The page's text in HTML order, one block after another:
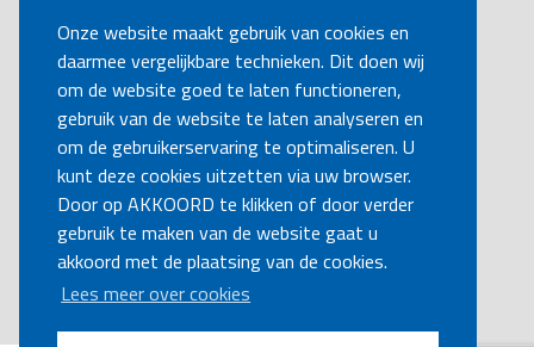
Onze website maakt gebruik van cookies en
daarmee vergelijkbare technieken. Dit doen wij
om de website goed te laten functioneren,
gebruik van de website te laten analyseren en
om de gebruikerservaring te optimaliseren. U
kunt deze cookies uitzetten via uw browser.
Door op AKKOORD te klikken of door verder
gebruik te maken van de website gaat u
akkoord met de plaatsing van de cookies.
Lees meer over cookies
Kvk nummer: 37140121
VOLG ONS
BEL MIJ TERUG
MAAK EEN AFSPRAAK